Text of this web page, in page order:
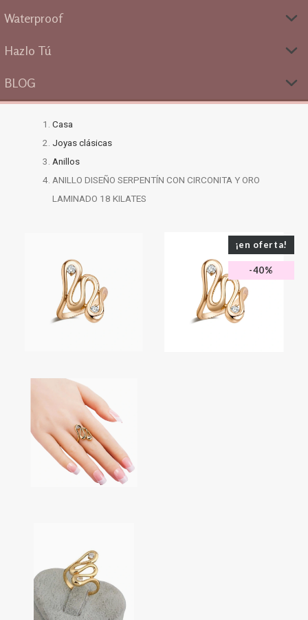
Waterproof
Hazlo Tú
BLOG
Casa
Joyas clásicas
Anillos
ANILLO DISEÑO SERPENTÍN CON CIRCONITA Y ORO
LAMINADO 18 KILATES
¡en oferta!
-40%